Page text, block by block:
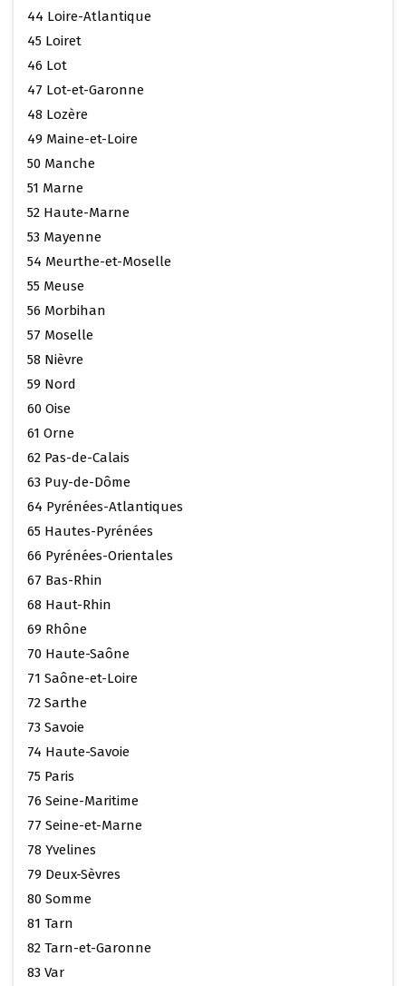
44 Loire-Atlantique
45 Loiret
46 Lot
47 Lot-et-Garonne
48 Lozère
49 Maine-et-Loire
50 Manche
51 Marne
52 Haute-Marne
53 Mayenne
54 Meurthe-et-Moselle
55 Meuse
56 Morbihan
57 Moselle
58 Nièvre
59 Nord
60 Oise
61 Orne
62 Pas-de-Calais
63 Puy-de-Dôme
64 Pyrénées-Atlantiques
65 Hautes-Pyrénées
66 Pyrénées-Orientales
67 Bas-Rhin
68 Haut-Rhin
69 Rhône
70 Haute-Saône
71 Saône-et-Loire
72 Sarthe
73 Savoie
74 Haute-Savoie
75 Paris
76 Seine-Maritime
77 Seine-et-Marne
78 Yvelines
79 Deux-Sèvres
80 Somme
81 Tarn
82 Tarn-et-Garonne
83 Var